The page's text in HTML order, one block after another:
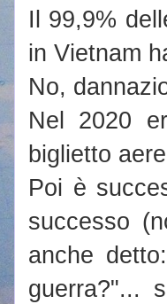
Il 99,9%
in Vietnam
No,
Nel 2020
biglietto
Poi è
successo
anche
guerra?"...